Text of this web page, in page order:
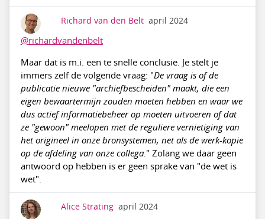
Richard van den Belt april 2024
@richardvandenbelt
Maar dat is m.i. een te snelle conclusie. Je stelt je
immers zelf de volgende vraag: "De vraag is of de
publicatie nieuwe "archiefbescheiden" maakt, die een
eigen bewaartermijn zouden moeten hebben en waar we
dus actief informatiebeheer op moeten uitvoeren of dat
ze "gewoon" meelopen met de reguliere vernietiging van
het origineel in onze bronsystemen, net als de werk-kopie
op de afdeling van onze collega." Zolang we daar geen
antwoord op hebben is er geen sprake van "de wet is
wet".
Alice Strating april 2024